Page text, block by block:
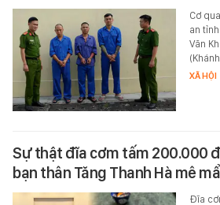
Cơ
an
Văn
XÃ HỘI
Sự thật đĩa cơm tấm 200.000
bạn thân Tăng Thanh Hà mê
Đĩa